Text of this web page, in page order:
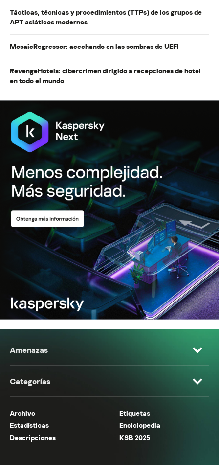
Tácticas, técnicas y procedimientos (TTPs) de los grupos de
APT asiáticos modernos
MosaicRegressor: acechando en las sombras de UEFI
RevengeHotels: cibercrimen dirigido a recepciones de hotel
en todo el mundo
Amenazas
Categorías
Archivo
Etiquetas
Estadísticas
Enciclopedia
Descripciones
KSB 2025